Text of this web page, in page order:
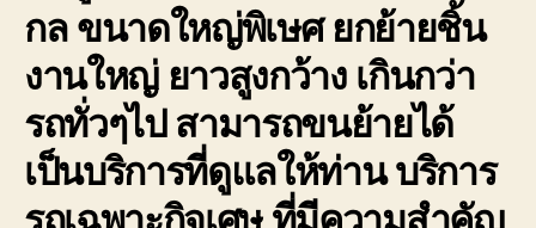
กล ขนาดใหญ่พิเษศ ยกย้ายชิ้น
งานใหญ่ ยาวสูงกว้าง เกินกว่า
รถทั่วๆไป สามารถขนย้ายได้
เป็นบริการที่ดูแลให้ท่าน บริการ